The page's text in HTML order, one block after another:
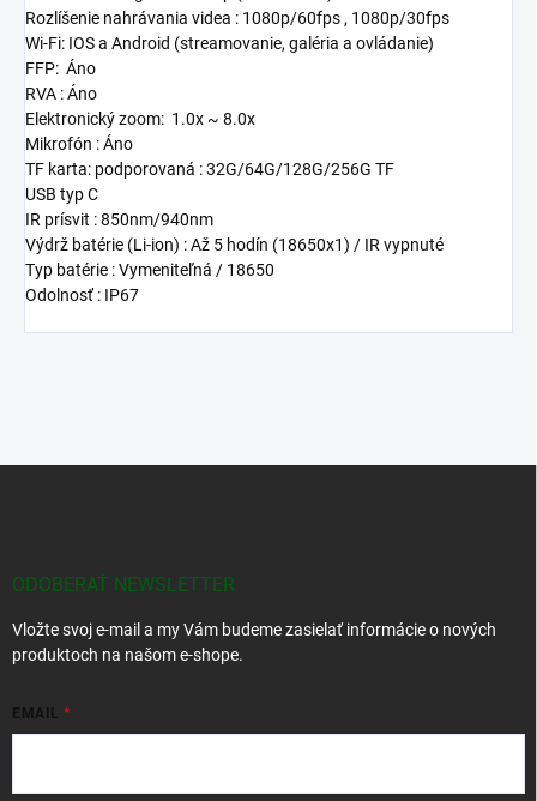
Rozlíšenie nahrávania videa : 1080p/60fps , 1080p/30fps
Wi-Fi: IOS a Android (streamovanie, galéria a ovládanie)
FFP: Áno
RVA : Áno
Elektronický zoom: 1.0x ~ 8.0x
Mikrofón : Áno
TF karta: podporovaná : 32G/64G/128G/256G TF
USB typ C
IR prísvit : 850nm/940nm
Výdrž batérie (Li-ion) : Až 5 hodín (18650x1) / IR vypnuté
Typ batérie : Vymeniteľná / 18650
Odolnosť : IP67
ODOBERAŤ NEWSLETTER
Vložte svoj e-mail a my Vám budeme zasielať informácie o nových
produktoch na našom e-shope.
EMAIL